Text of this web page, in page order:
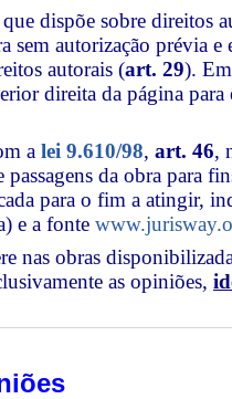
dispõe sobre direitos
sem autorização prévia e
autorais (art. 29).
direita da página
a lei 9.610/98, art. 46,
da obra para
para o fim a atingir,
e a fonte
nas obras
as opiniões,